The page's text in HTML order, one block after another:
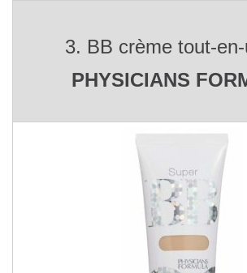
3. BB crème tout-
PHYSICIANS